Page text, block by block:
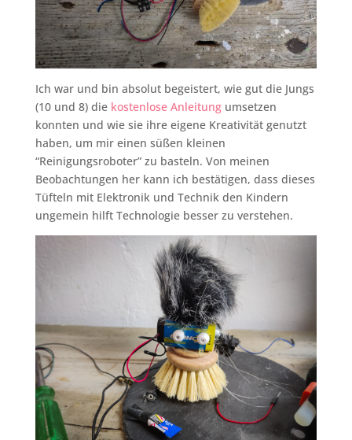
Ich war und bin absolut begeistert, wie gut die Jungs
(10 und 8) diekostenlose Anleitungumsetzen
konnten und wie sie ihre eigene Kreativität genutzt
haben, um mir einen süßen kleinen
“Reinigungsroboter” zu basteln. Von meinen
Beobachtungen her kann ich bestätigen, dass dieses
Tüfteln mit Elektronik und Technik den Kindern
ungemein hilft Technologie besser zu verstehen.